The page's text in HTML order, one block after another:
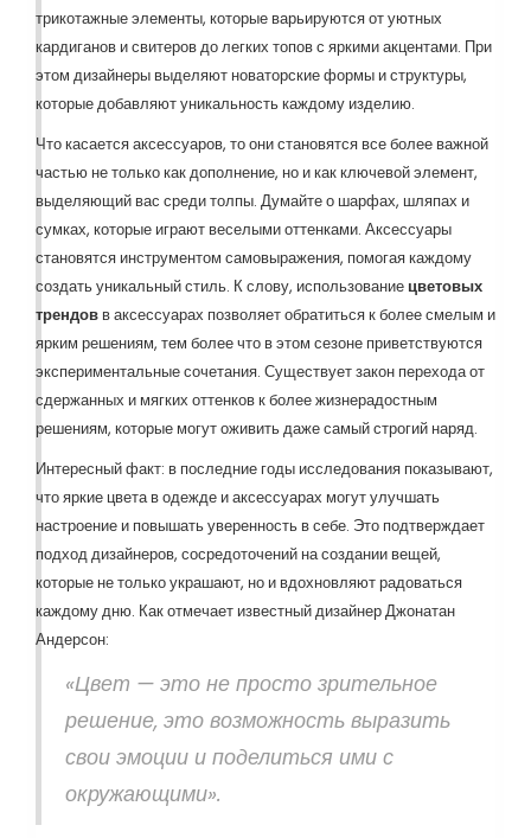
трикотажные элементы, которые варьируются от уютных
кардиганов и свитеров до легких топов с яркими акцентами. При
этом дизайнеры выделяют новаторские формы и структуры,
которые добавляют уникальность каждому изделию.
Что касается аксессуаров, то они становятся все более важной
частью не только как дополнение, но и как ключевой элемент,
выделяющий вас среди толпы. Думайте о шарфах, шляпах и
сумках, которые играют веселыми оттенками. Аксессуары
становятся инструментом самовыражения, помогая каждому
создать уникальный стиль. К слову, использование цветовых
трендов в аксессуарах позволяет обратиться к более смелым и
ярким решениям, тем более что в этом сезоне приветствуются
экспериментальные сочетания. Существует закон перехода от
сдержанных и мягких оттенков к более жизнерадостным
решениям, которые могут оживить даже самый строгий наряд.
Интересный факт: в последние годы исследования показывают,
что яркие цвета в одежде и аксессуарах могут улучшать
настроение и повышать уверенность в себе. Это подтверждает
подход дизайнеров, сосредоточений на создании вещей,
которые не только украшают, но и вдохновляют радоваться
каждому дню. Как отмечает известный дизайнер Джонатан
Андерсон:
«Цвет — это не просто зрительное
решение, это возможность выразить
свои эмоции и поделиться ими с
окружающими».